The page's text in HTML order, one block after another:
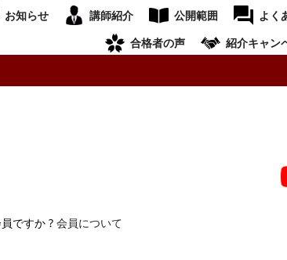
お知らせ 講師紹介 公開範囲 よく
合格者の声
紹介キャン
ですか ? 会員について